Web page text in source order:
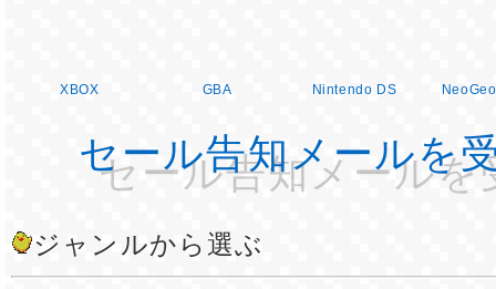
XBOX GBA Nintendo DS
セール告知メールを
ジャンルから選ぶ